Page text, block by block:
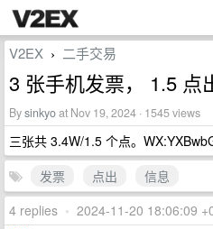
V2EX › 二手交易
3 张手机发票， 1.5 点
Bysinkyoat Nov 19, 2024 · 1545 views
三张共 3.4W/1.5 个点。
发票
点出
信息
4 replies • 2024-11-20 18:06:09